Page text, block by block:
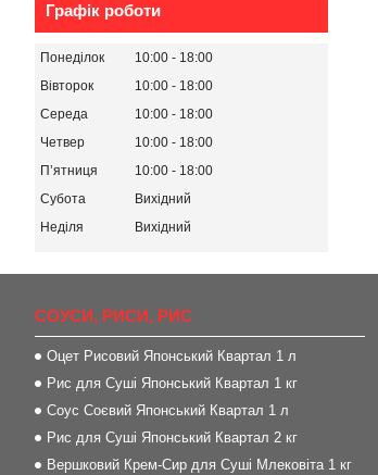
Графік роботи
Понеділок 10:00
18:00
Вівторок
10:00
18:00
Середа
10:00
18:00
Четвер
10:00
18:00
Пʼятниця
10:00
18:00
Субота
Вихідний
Неділя
Вихідний
СОУСИ, РИСИ, РИС
Оцет Рисовий Японський Квартал 1 л
Рис для Суші Японський Квартал 1 кг
Соус Соєвий Японський Квартал 1 л
Рис для Суші Японський Квартал 2 кг
Вершковий Крем-Сир для Суші Млековіта 1 кг